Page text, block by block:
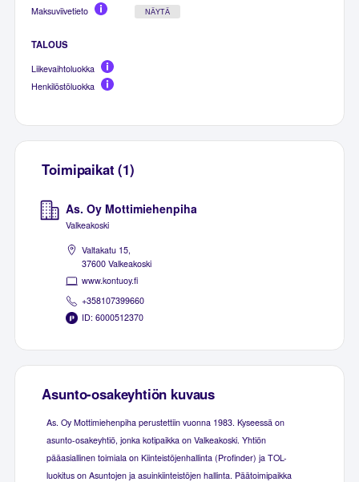
Maksuviivetieto
NÄYTÄ
TALOUS
Liikevaihtoluokka
Henkilöstöluokka
Toimipaikat (1)
As. Oy Mottimiehenpiha
Valkeakoski
Valtakatu 15,
37600 Valkeakoski
www.kontuoy.fi
+358107399660
ID: 6000512370
Asunto-osakeyhtiön kuvaus
As. Oy Mottimiehenpiha perustettiin vuonna 1983. Kyseessä on
asunto-osakeyhtiö, jonka kotipaikka on Valkeakoski. Yhtiön
pääasiallinen toimiala on Kiinteistöjenhallinta (Profinder) ja TOL-
luokitus on Asuntojen ja asuinkiinteistöjen hallinta. Päätoimipaikka